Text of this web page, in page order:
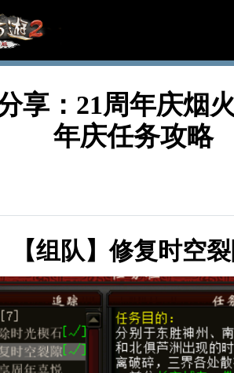
享：21周年庆烟
年庆任务攻略
【组队】修复时空